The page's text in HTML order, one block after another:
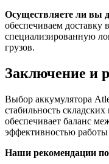
Осуществляете ли вы
обеспечиваем
специализированную
грузов.
Заключение и
Выбор аккумулятора
стабильность
обеспечивает баланс
эффективностью
Наши рекомендации